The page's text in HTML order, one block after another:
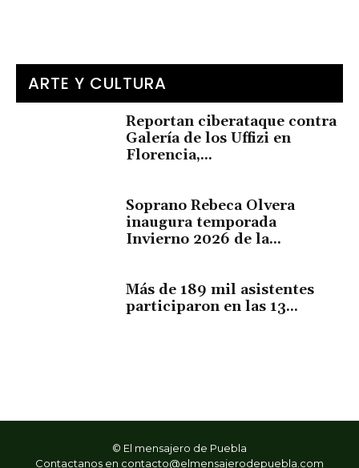
ARTE Y CULTURA
Reportan ciberataque contra
Galería de los Uffizi en
Florencia,...
Soprano Rebeca Olvera
inaugura temporada
Invierno 2026 de la...
Más de 189 mil asistentes
participaron en las 13...
© El mensajero de Puebla
Contactanos en contacto@elmensajerodepuebla.com